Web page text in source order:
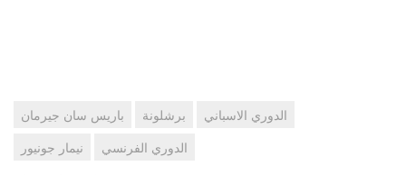
الدوري الاسباني برشلونة
باريس سان جيرمان
الدوري الفرنسي
نيمار جونيور